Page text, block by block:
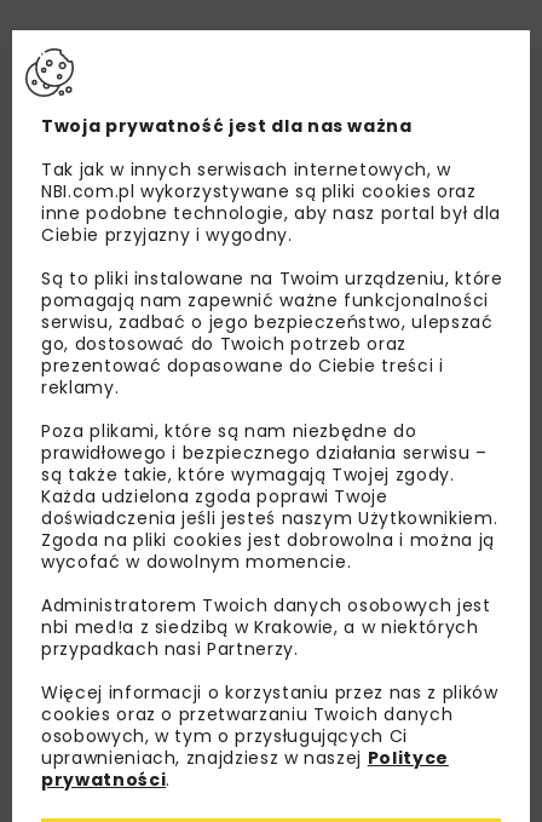
Lubisz wiedzieć więcej?
Zapisz się do newslettera aby otrzymywać od
nas najlepsze informacje branżowe,
zaproszenia na wydarzenia, atrakcyjne oferty i
dedykowane akcje specjalne.
Twoja prywatność jest dla nas ważna
Tak jak w innych serwisach internetowych, w
NBI.com.pl wykorzystywane są pliki cookies oraz
inne podobne technologie, aby nasz portal był dla
Ciebie przyjazny i wygodny.
Są to pliki instalowane na Twoim urządzeniu, które
pomagają nam zapewnić ważne funkcjonalności
serwisu, zadbać o jego bezpieczeństwo, ulepszać
go, dostosować do Twoich potrzeb oraz
prezentować dopasowane do Ciebie treści i
reklamy.
Poza plikami, które są nam niezbędne do
prawidłowego i bezpiecznego działania serwisu –
są także takie, które wymagają Twojej zgody.
Każda udzielona zgoda poprawi Twoje
doświadczenia jeśli jesteś naszym Użytkownikiem.
Zgoda na pliki cookies jest dobrowolna i można ją
wycofać w dowolnym momencie.
Administratorem Twoich danych osobowych jest
nbi med!a z siedzibą w Krakowie, a w niektórych
przypadkach nasi Partnerzy.
Więcej informacji o korzystaniu przez nas z plików
cookies oraz o przetwarzaniu Twoich danych
osobowych, w tym o przysługujących Ci
uprawnieniach, znajdziesz w naszej Polityce
prywatności.